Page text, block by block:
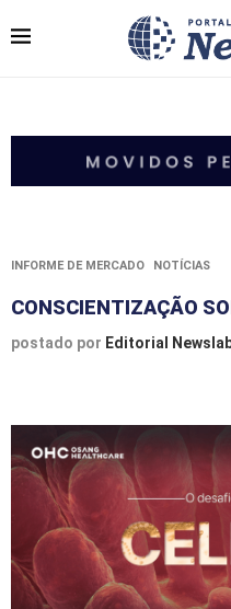
INFORME DE MERCADO NOTÍCIAS
CONSCIENTIZAÇÃO
postado por Editorial